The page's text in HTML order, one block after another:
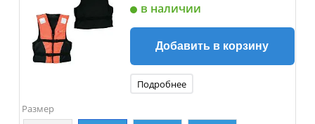
в наличии
Добавить в корзину
Подробнее
Размер